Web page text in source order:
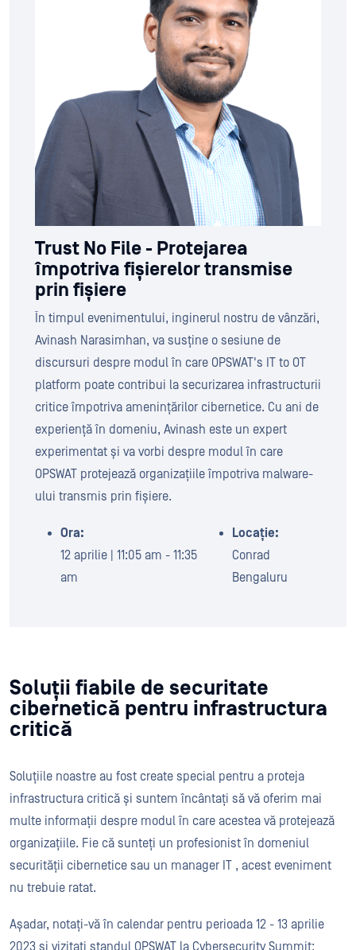
Trust No File - Protejarea
împotriva fișierelor transmise
prin fișiere
În timpul evenimentului, inginerul nostru de vânzări,
Avinash Narasimhan, va susține o sesiune de
discursuri despre modul în care OPSWAT's IT to OT
platform poate contribui la securizarea infrastructurii
critice împotriva amenințărilor cibernetice. Cu ani de
experiență în domeniu, Avinash este un expert
experimentat și va vorbi despre modul în care
OPSWAT protejează organizațiile împotriva malware-
ului transmis prin fișiere.
Ora:
12 aprilie | 11:05 am - 11:35
am
Locație:
Conrad
Bengaluru
Soluții fiabile de securitate
cibernetică pentru infrastructura
critică
Soluțiile noastre au fost create special pentru a proteja
infrastructura critică și suntem încântați să vă oferim mai
multe informații despre modul în care acestea vă protejează
organizațiile. Fie că sunteți un profesionist în domeniul
securității cibernetice sau un manager IT , acest eveniment
nu trebuie ratat.
Așadar, notați-vă în calendar pentru perioada 12 - 13 aprilie
2023 și vizitați standul OPSWAT la Cybersecurity Summit: